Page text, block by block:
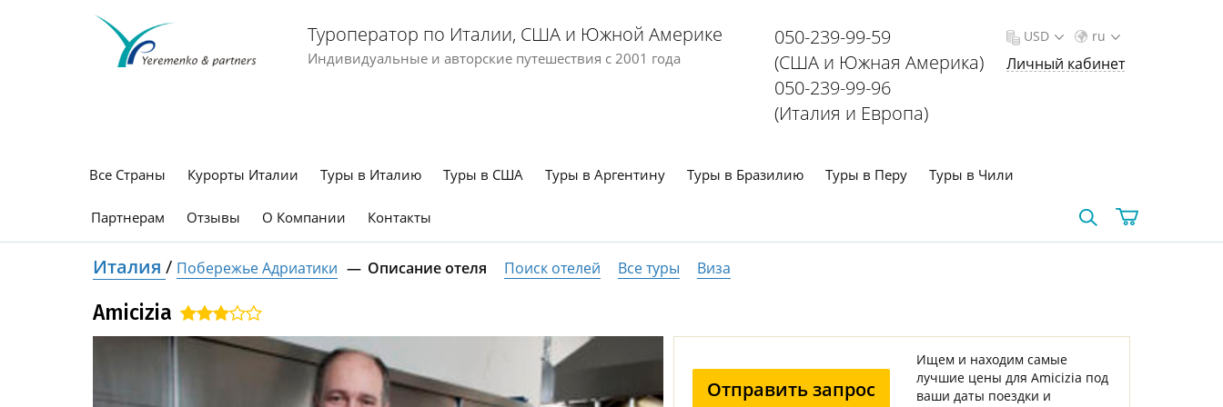
Туроператор по Италии, США и Южной Америке
Индивидуальные и авторские путешествия с 2001 года
050-239-99-59
(США и Южная Америка)
050-239-99-96
(Италия и Европа)
ru
USD
Личный кабинет
Все Страны Курорты Италии Туры в Италию Туры в США Туры в Аргентину Туры в Бразилию Туры в Перу Туры в Чили
Партнерам Отзывы О Компании Контакты
Италия / Побережье Адриатики Описание отеля Поиск отелей Все туры Виза
Amicizia
Отправить запрос
Ищем и находим самые
лучшие цены для Amicizia под
ваши даты поездки и